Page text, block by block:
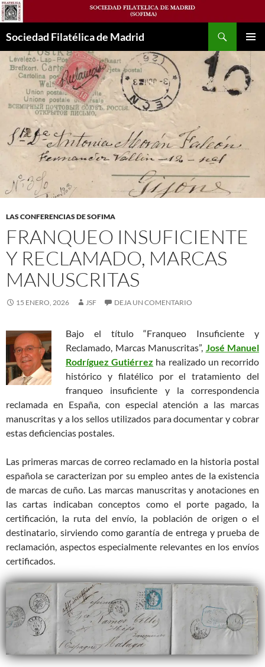
Saltar
al
contenido
Sociedad Filatélica de Madrid
MENÚ
LAS CONFERENCIAS DE SOFIMA
FRANQUEO INSUFICIENTE
Y RECLAMADO, MARCAS
MANUSCRITAS
15 ENERO, 2026 JSF DEJA UN COMENTARIO
Bajo el título “Franqueo Insuficiente y
Reclamado, Marcas Manuscritas”, José Manuel
Rodríguez Gutiérrez ha realizado un recorrido
histórico y filatélico por el tratamiento del
franqueo insuficiente y la correspondencia
reclamada en España, con especial atención a las marcas
manuscritas y a los sellos utilizados para documentar y cobrar
estas deficiencias postales.
Las primeras marcas de correo reclamado en la historia postal
española se caracterizan por su empleo antes de la existencia
de marcas de cuño. Las marcas manuscritas y anotaciones en
las cartas indicaban conceptos como el porte pagado, la
certificación, la ruta del envío, la población de origen o el
destinatario, sirviendo como garantía de entrega y prueba de
reclamación, aspectos especialmente relevantes en los envíos
certificados.